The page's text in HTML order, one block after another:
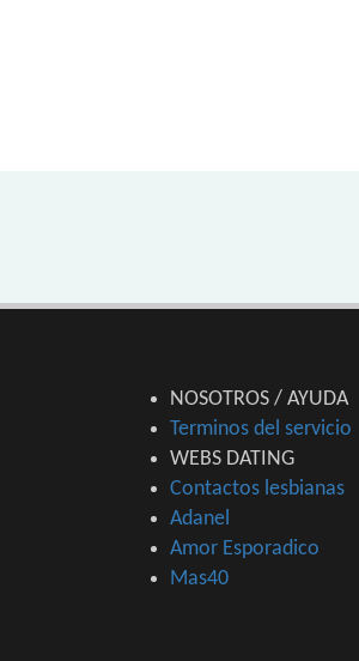
NOSOTROS / AYUDA
Terminos del servicio
WEBS DATING
Contactos lesbianas
Adanel
Amor Esporadico
Mas40